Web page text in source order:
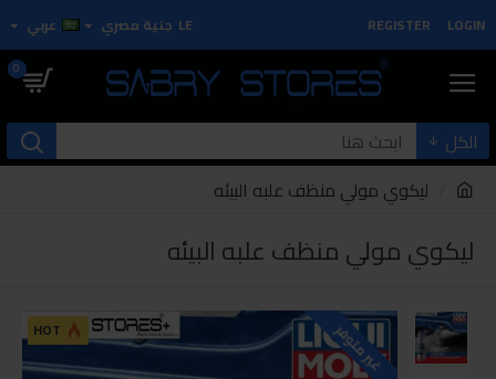
LOGIN
REGISTER
LE جنية مصري عربي
0
الكل
ليكوي مولي منظف علبه البيئه
ليكوي مولي منظف علبه البيئه
HOT غير متوفر